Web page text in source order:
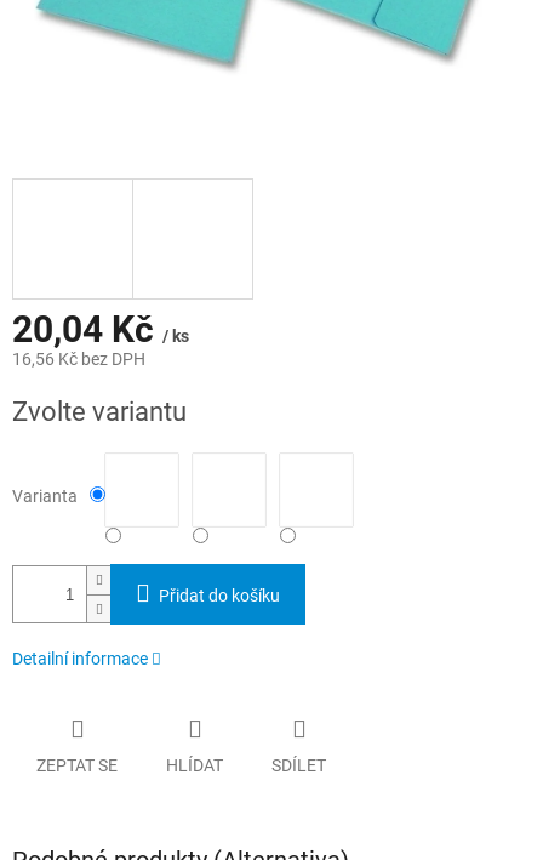
20,04 Kč / ks
16,56 Kč bez DPH
cena:
Zvolte variantu
Varianta
Přidat do košíku
Detailní informace
ZEPTAT SE HLÍDAT SDÍLET